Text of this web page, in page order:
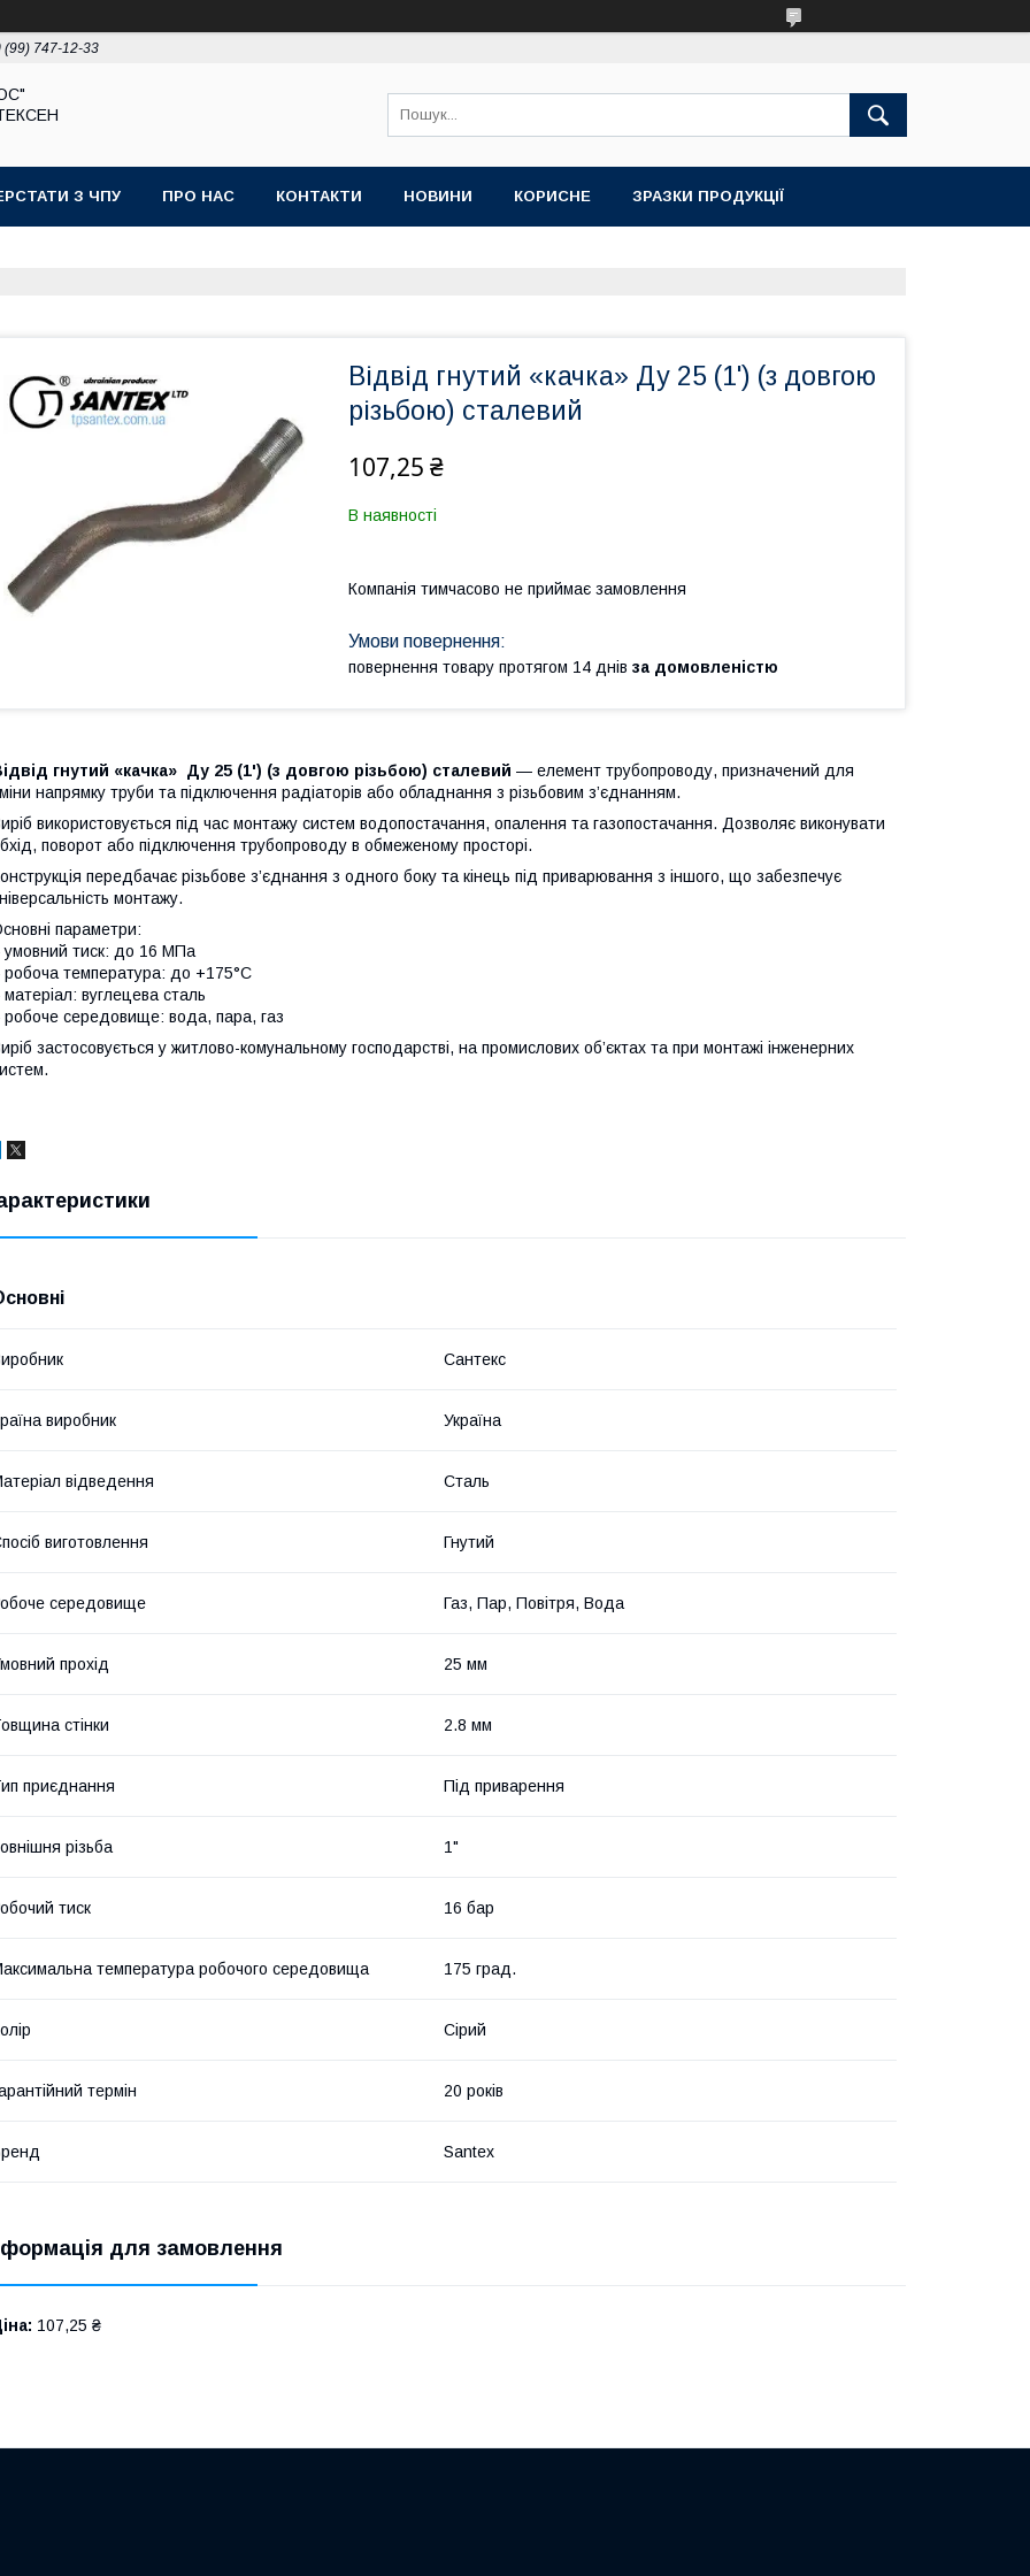
(99) 747-12-33
З ЧПУ ПРО НАС КОНТАКТИ НОВИНИ КОРИСНЕ ЗРАЗКИ ПРОДУКЦІЇ
Відвід гнутий «качка» Ду 25 (1') (з довгою
різьбою) сталевий
107,25 ₴
В наявності
Компанія тимчасово не приймає замовлення
повернення товару протягом 14 днів за домовленістю
гнутий «качка» Ду 25 (1') (з довгою різьбою) сталевий — елемент трубопроводу, призначений для
напрямку труби та підключення радіаторів або обладнання з різьбовим з’єднанням.
використовується під час монтажу систем водопостачання, опалення та газопостачання. Дозволяє виконувати
поворот або підключення трубопроводу в обмеженому просторі.
передбачає різьбове з’єднання з одного боку та кінець під приварювання з іншого, що забезпечує
монтажу.
параметри:
умовний тиск: до 16 МПа
робоча температура: до +175°C
матеріал: вуглецева сталь
робоче середовище: вода, пара, газ
застосовується у житлово-комунальному господарстві, на промислових об’єктах та при монтажі інженерних
Сантекс
виробник Україна
відведення Сталь
виготовлення Гнутий
середовище Газ, Пар, Повітря, Вода
прохід 25 мм
стінки 2.8 мм
приєднання Під приварення
різьба 1"
тиск 16 бар
температура робочого середовища 175 град.
Сірий
термін 20 років
Santex
для замовлення
107,25 ₴